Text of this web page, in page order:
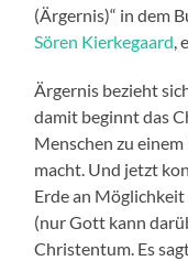
(Ärgernis)“ in dem
Sören Kierkegaard ,
Ärgernis bezieht
damit beginnt das
Menschen zu
macht. Und jetzt
Erde an
(nur Gott kann
Christentum. Es